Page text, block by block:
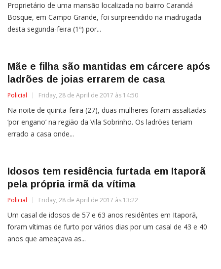
Proprietário de uma mansão localizada no bairro Carandá
Bosque, em Campo Grande, foi surpreendido na madrugada
desta segunda-feira (1º) por...
Mãe e filha são mantidas em cárcere após
ladrões de joias errarem de casa
Policial Friday, 28 de April de 2017 às 14:50
Na noite de quinta-feira (27), duas mulheres foram assaltadas
‘por engano’ na região da Vila Sobrinho. Os ladrões teriam
errado a casa onde...
Idosos tem residência furtada em Itaporã
pela própria irmã da vítima
Policial Friday, 28 de April de 2017 às 13:22
Um casal de idosos de 57 e 63 anos residêntes em Itaporã,
foram vítimas de furto por vários dias por um casal de 43 e 40
anos que ameaçava as...